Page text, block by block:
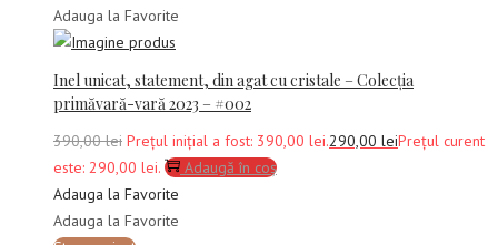
Adauga la Favorite
Inel unicat, statement, din agat cu cristale – Colecția
primăvară-vară 2023 – #002
390,00lei Prețul inițial a fost: 390,00 lei.290,00 leiPrețul curent
este: 290,00 lei.
Adaugă în coș
Adauga la Favorite
Adauga la Favorite